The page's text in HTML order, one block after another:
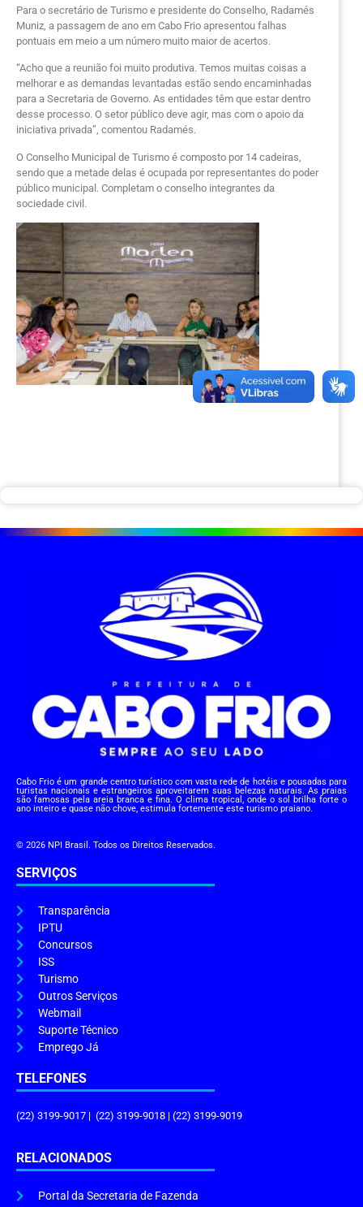
Para o secretário de Turismo e presidente do Conselho, Radamés
Muniz, a passagem de ano em Cabo Frio apresentou falhas
pontuais em meio a um número muito maior de acertos.
“Acho que a reunião foi muito produtiva. Temos muitas coisas a
melhorar e as demandas levantadas estão sendo encaminhadas
para a Secretaria de Governo. As entidades têm que estar dentro
desse processo. O setor público deve agir, mas com o apoio da
iniciativa privada”, comentou Radamés.
O Conselho Municipal de Turismo é composto por 14 cadeiras,
sendo que a metade delas é ocupada por representantes do poder
público municipal. Completam o conselho integrantes da
sociedade civil.
Cabo Frio é um grande centro turístico com vasta rede de hotéis e pousadas para
turistas nacionais e estrangeiros aproveitarem suas belezas naturais. As praias
são famosas pela areia branca e fina. O clima tropical, onde o sol brilha forte o
ano inteiro e quase não chove, estimula fortemente este turismo praiano.
© 2026 NPI Brasil. Todos os Direitos Reservados.
SERVIÇOS
Transparência
IPTU
Concursos
ISS
Turismo
Outros Serviços
Webmail
Suporte Técnico
Emprego Já
TELEFONES
(22) 3199-9017 | (22) 3199-9018 | (22) 3199-9019
RELACIONADOS
Portal da Secretaria de Fazenda